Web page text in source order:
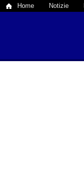
Home Notizie